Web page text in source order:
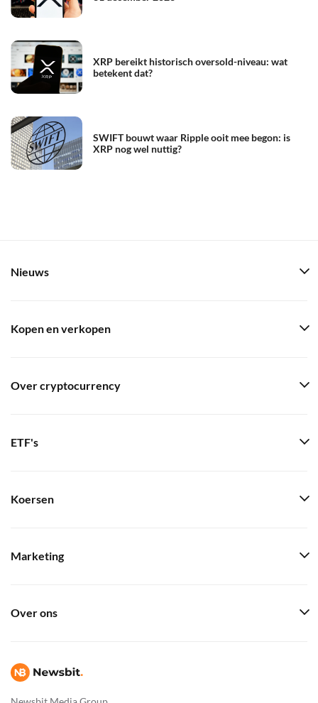
XRP bereikt historisch oversold-niveau: wat
betekent dat?
SWIFT bouwt waar Ripple ooit mee begon: is
XRP nog wel nuttig?
Nieuws
Kopen en verkopen
Over cryptocurrency
ETF's
Koersen
Marketing
Over ons